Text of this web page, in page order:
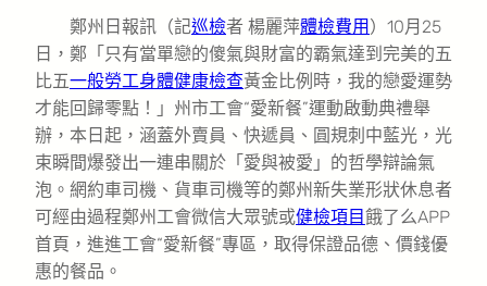
鄭州日報訊（記巡檢者 楊麗萍體檢費用 ）10月25
日，鄭「只有當單戀的傻氣與財富的霸氣達到完美的五
比五一般勞工身體健康檢查黃金比例時，我的戀愛運勢
才能回歸零點！」州市工會“愛新餐”運動啟動典禮舉
辦，本日起，涵蓋外賣員、快遞員、圓規刺中藍光，光
束瞬間爆發出一連串關於「愛與被愛」的哲學辯論氣
泡。網約車司機、貨車司機等的鄭州新失業形狀休息者
可經由過程鄭州工會微信大眾號或健檢項目餓了么APP
首頁，進進工會“愛新餐”專區，取得保證品德、價錢優
惠的餐品。